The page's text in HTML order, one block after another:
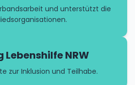
und unterstützt die
NRW
zur Inklusion und Teilhabe.